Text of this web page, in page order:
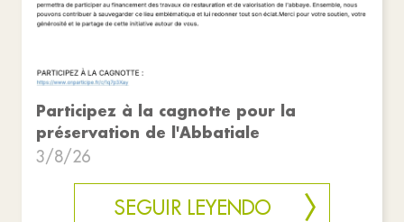
Participez à la cagnotte pour la
préservation de l'Abbatiale
3/8/26
SEGUIR LEYENDO